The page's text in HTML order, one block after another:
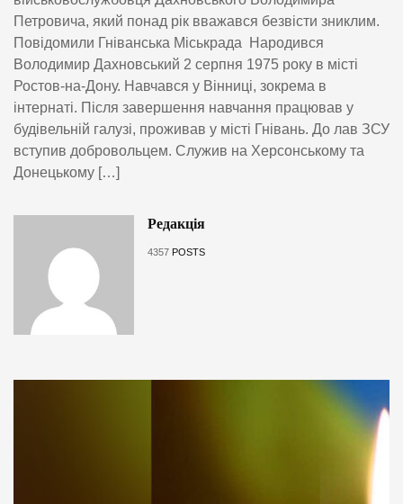
Петровича, який понад рік вважався безвісти зниклим.
Повідомили Гніванська Міськрада Народився
Володимир Дахновський 2 серпня 1975 року в місті
Ростов-на-Дону. Навчався у Вінниці, зокрема в
інтернаті. Після завершення навчання працював у
будівельній галузі, проживав у місті Гнівань. До лав ЗСУ
вступив добровольцем. Служив на Херсонському та
Донецькому […]
Редакція
4357 POSTS